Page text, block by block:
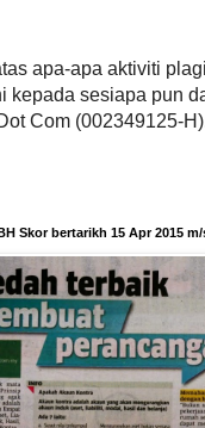
apa-apa aktiviti
sesiapa pun
Com (002349125-
Skor bertarikh 15 Apr 2015 m/